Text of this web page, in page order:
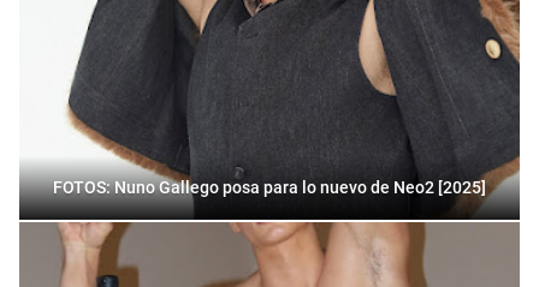
FOTOS: Nuno Gallego posa para lo nuevo de Neo2 [2025]